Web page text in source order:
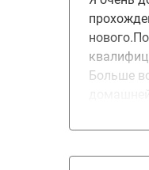
Больше
её